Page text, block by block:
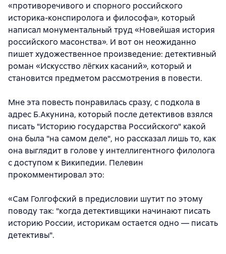
«противоречивого и спорного российского
историка-конспиролога и философа», который
написал монументальный труд «Новейшая история
российского масонства». И вот он неожиданно
пишет художественное произведение: детективный
роман «Искусство лёгких касаний», который и
становится предметом рассмотрения в повести.
Мне эта повесть понравилась сразу, с подкола в
адрес Б.Акунина, который после детективов взялся
писать "Историю государства Российского" какой
она была "на самом деле", но рассказал лишь то, как
она выглядит в голове у интеллигентного филолога
с доступом к Википедии. Пелевин
прокомментировал это:
«Сам Голгофский в предисловии шутит по этому
поводу так: "когда детективщики начинают писать
историю России, историкам остается одно — писать
детективы".